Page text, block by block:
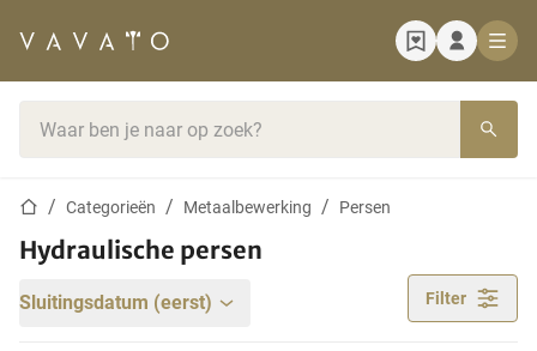
StartpaginaCategorieën Metaalbewerking Persen
Hydraulische persen
Sluitingsdatum (eerst) Filter